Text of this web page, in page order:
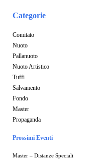
Categorie
Comitato
Nuoto
Pallanuoto
Nuoto Artistico
Tuffi
Salvamento
Fondo
Master
Propaganda
Prossimi Eventi
Master – Distanze Speciali